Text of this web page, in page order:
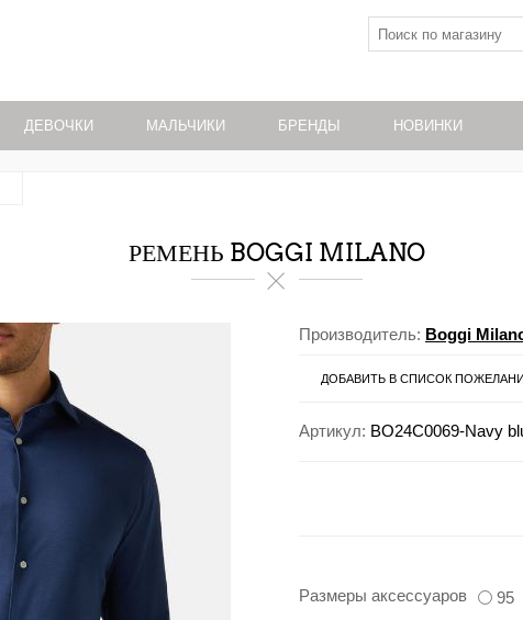
ДЕВОЧКИ МАЛЬЧИКИ БРЕНДЫ НОВИНКИ
РЕМЕНЬ BOGGI MILANO
Производитель: Boggi
ДОБАВИТЬ В СПИСОК
Артикул: BO24C0069-Navy
Размеры аксессуаров 95